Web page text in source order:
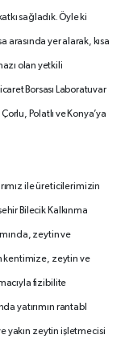
sağladık. Öyle ki
arasında yer alarak, kısa
olan yetkili
Borsası Laboratuvar
Polatlı ve Konya’ya
ile üreticilerimizin
Bilecik Kalkınma
zeytin ve
kentimize, zeytin ve
fizibilite
yatırımın rantabl
yakın zeytin işletmecisi